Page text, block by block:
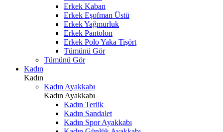
Erkek Kaban
Erkek Eşofman Üstü
Erkek Yağmurluk
Erkek Pantolon
Erkek Polo Yaka Tişört
Tümünü Gör
Tümünü Gör
Kadın
Kadın
Kadın Ayakkabı
Kadın Ayakkabı
Kadın Terlik
Kadın Sandalet
Kadın Spor Ayakkabı